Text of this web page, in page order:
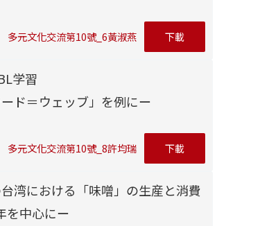
多元文化交流第10號_6黃淑燕 下載
学習
ド＝ウェッブ」を例にー
多元文化交流第10號_8許均瑞 下載
湾における「味噌」の生産と消費
を中心にー